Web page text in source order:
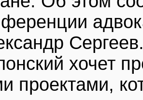
хочет
проектами,